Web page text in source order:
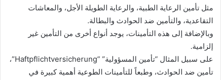
مثل تأمين الرعاية الطبية، والرعاية الطويلة الأجل، والمعاشات
التقاعدية، والتأمين ضد الحوادث والبطالة.
وبالإضافة إلى هذه التأمينات، يوجد أنواع أخرى من التأمين غير
إلزامية.
على سبيل المثال “تأمين المسؤولية” “Haftpflichtversicherung”،
تأمين ضد الحوادث، وطبعاً للتأمينات الطوعية أهمية كبيرة في